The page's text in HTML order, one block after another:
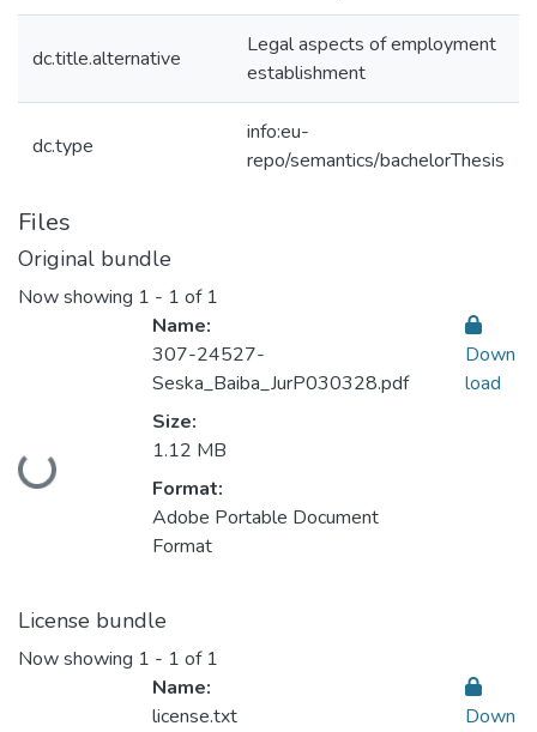
dc.title.alternative
Legal aspects of employment
establishment
dc.type
info:eu-
repo/semantics/bachelorThesis
Files
Original bundle
Now showing 1 - 1 of 1
Loading...
Name:
307-24527-
Seska_Baiba_JurP030328.pdf
Size:
1.12 MB
Format:
Adobe Portable Document
Format
Down
load
License bundle
Now showing 1 - 1 of 1
Name:
license.txt
Down